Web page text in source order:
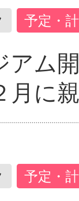
予定・
アム
に
予定・